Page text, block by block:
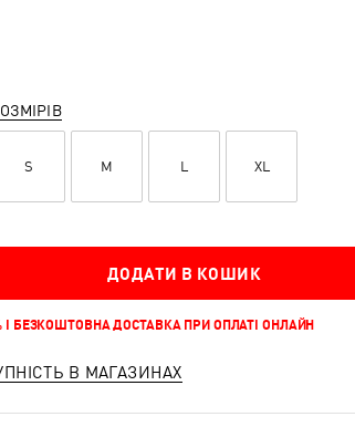
S M L XL
ДОДАТИ В КОШИК
І БЕЗКОШТОВНА ДОСТАВКА ПРИ ОПЛАТІ ОНЛАЙН
В МАГАЗИНАХ